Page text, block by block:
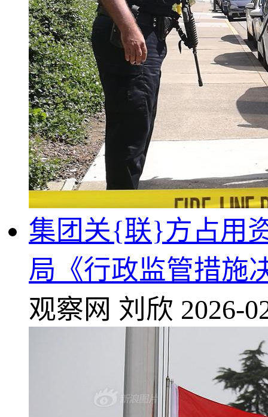
集团关{联}方占用
局《行政监管措施
观察网 刘欣 2026-